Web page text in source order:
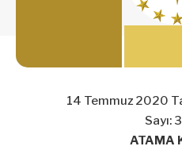
14 Temmuz 2020
Sayı:
ATAMA